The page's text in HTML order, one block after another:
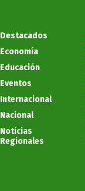
Destacados
Economía
Educación
Eventos
Internacional
Nacional
Noticias
Regionales